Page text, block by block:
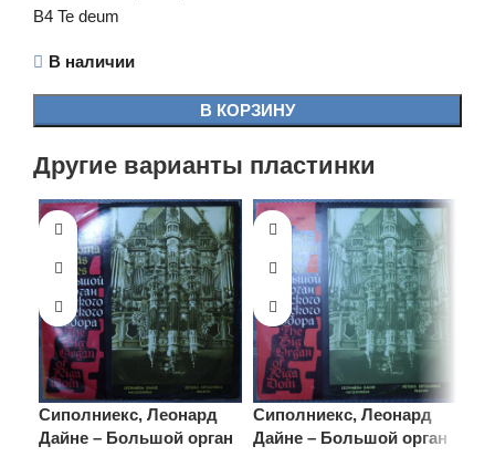
В4 Te deum
В наличии
В КОРЗИНУ
Другие варианты пластинки
Сиполниекс, Леонард
Дайне – Большой орган
Сиполниекс, Леонард
Дайне – Большой орган